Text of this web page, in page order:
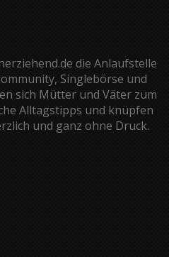
die Anlaufstelle
Singlebörse und
sich Mütter und Väter zum
Alltagstipps und knüpfen
und ganz ohne Druck.